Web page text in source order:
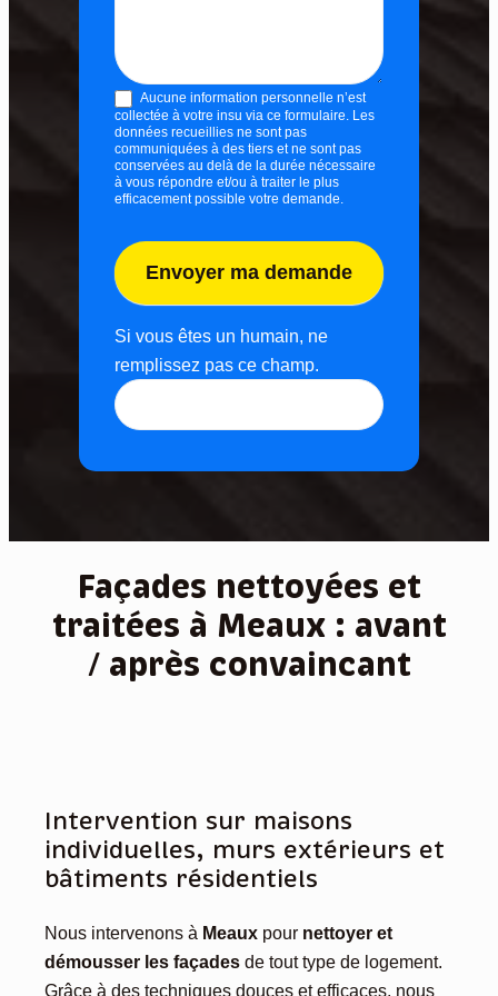
e
r
v
i
c
Aucune information personnelle n’est
collectée à votre insu via ce formulaire. Les
données recueillies ne sont pas
communiquées à des tiers et ne sont pas
conservées au delà de la durée nécessaire
à vous répondre et/ou à traiter le plus
efficacement possible votre demande.
Envoyer ma demande
Si vous êtes un humain, ne
remplissez pas ce champ.
Façades nettoyées et
traitées à Meaux : avant
/ après convaincant
Intervention sur maisons
individuelles, murs extérieurs et
bâtiments résidentiels
Nous intervenons à Meauxpour nettoyer et
démousser les façadesde tout type de logement.
Grâce à des techniques douces et efficaces, nous